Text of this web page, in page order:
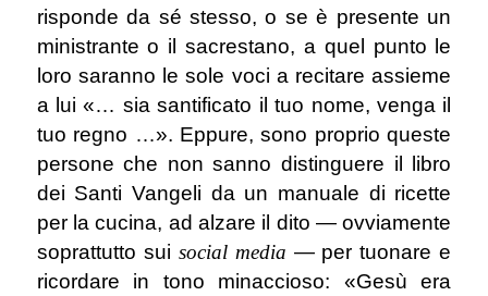
risponde da sé stesso, o se è presente un
ministrante o il sacrestano, a quel punto le
loro saranno le sole voci a recitare assieme
a lui «… sia santificato il tuo nome, venga il
tuo regno …». Eppure, sono proprio queste
persone che non sanno distinguere il libro
dei Santi Vangeli da un manuale di ricette
per la cucina, ad alzare il dito ― ovviamente
soprattutto sui social media ― per tuonare e
ricordare in tono minaccioso: «Gesù era